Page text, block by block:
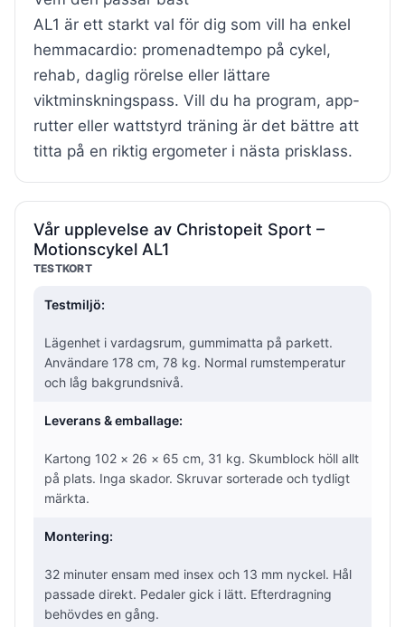
AL1 är ett starkt val för dig som vill ha enkel
hemmacardio: promenadtempo på cykel,
rehab, daglig rörelse eller lättare
viktminskningspass. Vill du ha program, app-
rutter eller wattstyrd träning är det bättre att
titta på en riktig ergometer i nästa prisklass.
Vår upplevelse av Christopeit Sport –
Motionscykel AL1
TESTKORT
Testmiljö:
Lägenhet i vardagsrum, gummimatta på parkett.
Användare 178 cm, 78 kg. Normal rumstemperatur
och låg bakgrundsnivå.
Leverans & emballage:
Kartong 102 × 26 × 65 cm, 31 kg. Skumblock höll allt
på plats. Inga skador. Skruvar sorterade och tydligt
märkta.
Montering:
32 minuter ensam med insex och 13 mm nyckel. Hål
passade direkt. Pedaler gick i lätt. Efterdragning
behövdes en gång.